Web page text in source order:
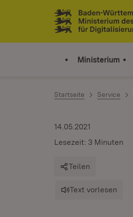
Zum Inhalt springen
Link zur Startseite
Ministerium
Startseite Service
14.05.2021
Lesezeit: 3 Minuten
Teilen
Text vorlesen